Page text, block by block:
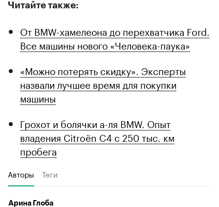
Читайте также:
От BMW-хамелеона до перехватчика Ford.
Все машины нового «Человека-паука»
«Можно потерять скидку». Эксперты
назвали лучшее время для покупки
машины
Грохот и болячки а-ля BMW. Опыт
владения Citroёn C4 с 250 тыс. км
пробега
Авторы Теги
Арина Глоба